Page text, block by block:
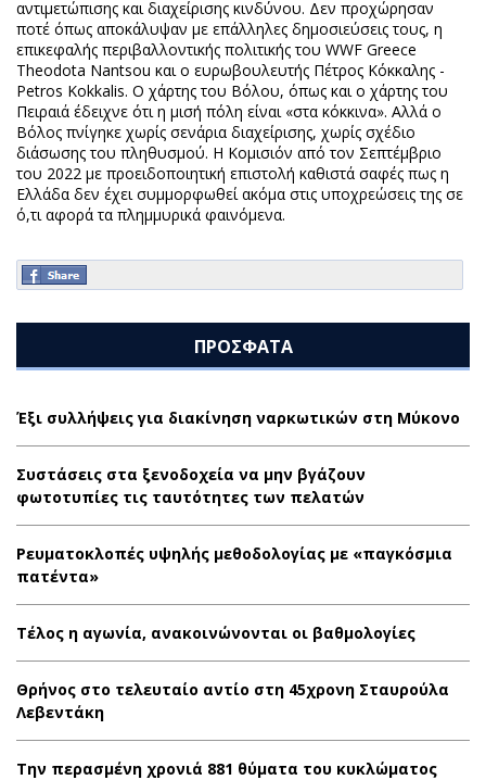
αντιμετώπισης και διαχείρισης κινδύνου. Δεν προχώρησαν
ποτέ όπως αποκάλυψαν με επάλληλες δημοσιεύσεις τους, η
επικεφαλής περιβαλλοντικής πολιτικής του WWF Greece
Theodota Nantsou και ο ευρωβουλευτής Πέτρος Κόκκαλης -
Petros Kokkalis. Ο χάρτης του Βόλου, όπως και ο χάρτης του
Πειραιά έδειχνε ότι η μισή πόλη είναι «στα κόκκινα». Αλλά ο
Βόλος πνίγηκε χωρίς σενάρια διαχείρισης, χωρίς σχέδιο
διάσωσης του πληθυσμού. Η Κομισιόν από τον Σεπτέμβριο
του 2022 με προειδοποιητική επιστολή καθιστά σαφές πως η
Ελλάδα δεν έχει συμμορφωθεί ακόμα στις υποχρεώσεις της σε
ό,τι αφορά τα πλημμυρικά φαινόμενα.
ΠΡΟΣΦΑΤΑ
Έξι συλλήψεις για διακίνηση ναρκωτικών στη Μύκονο
Συστάσεις στα ξενοδοχεία να μην βγάζουν
φωτοτυπίες τις ταυτότητες των πελατών
Ρευματοκλοπές υψηλής μεθοδολογίας με «παγκόσμια
πατέντα»
Τέλος η αγωνία, ανακοινώνονται οι βαθμολογίες
Θρήνος στο τελευταίο αντίο στη 45χρονη Σταυρούλα
Λεβεντάκη
Την περασμένη χρονιά 881 θύματα του κυκλώματος